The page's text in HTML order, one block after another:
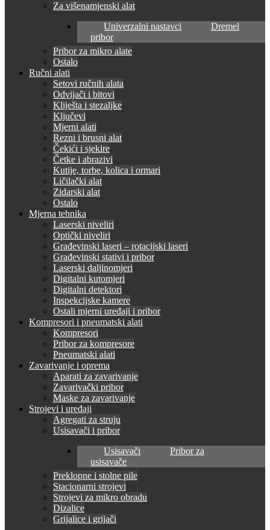
Za višenamjenski alat
Univerzalni nastavci
Dremel
pribor
Pribor za mikro alate
Ostalo
Ručni alati
Setovi ručnih alata
Odvijači i bitovi
Kliješta i stezaljke
Ključevi
Mjerni alati
Rezni i brusni alat
Čekići i sjekire
Četke i abrazivi
Kutije, torbe, kolica i ormari
Ličilački alat
Zidarski alat
Ostalo
Mjerna tehnika
Laserski niveliri
Optički niveliri
Građevinski laseri – rotacijski laseri
Građevinski stativi i pribor
Laserski daljinomjeri
Digitalni kutomjeri
Digitalni detektori
Inspekcijske kamere
Ostali mjerni uređaji i pribor
Kompresori i pneumatski alati
Kompresori
Pribor za kompresore
Pneumatski alati
Zavarivanje i oprema
Aparati za zavarivanje
Zavarivački pribor
Maske za zavarivanje
Strojevi i uređaji
Agregati za struju
Usisavači i pribor
Usisavači
Pribor za
usisavače
Preklopne i stolne pile
Stacionarni strojevi
Strojevi za mikro obradu
Dizalice
Grijalice i grijači